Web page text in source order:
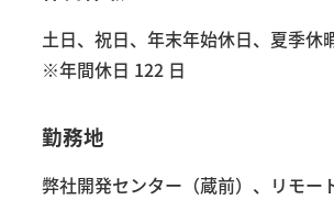
土日、祝日、年末年始休日、夏季休
※年間休日 122 日
勤務地
弊社開発センター（蔵前）、リモー